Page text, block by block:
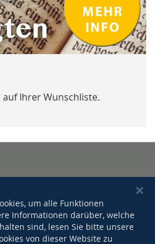
Ihrer Wunschliste.
um alle Funktionen
Informationen darüber, welche
sind, lesen Sie bitte unsere
von dieser Website zu